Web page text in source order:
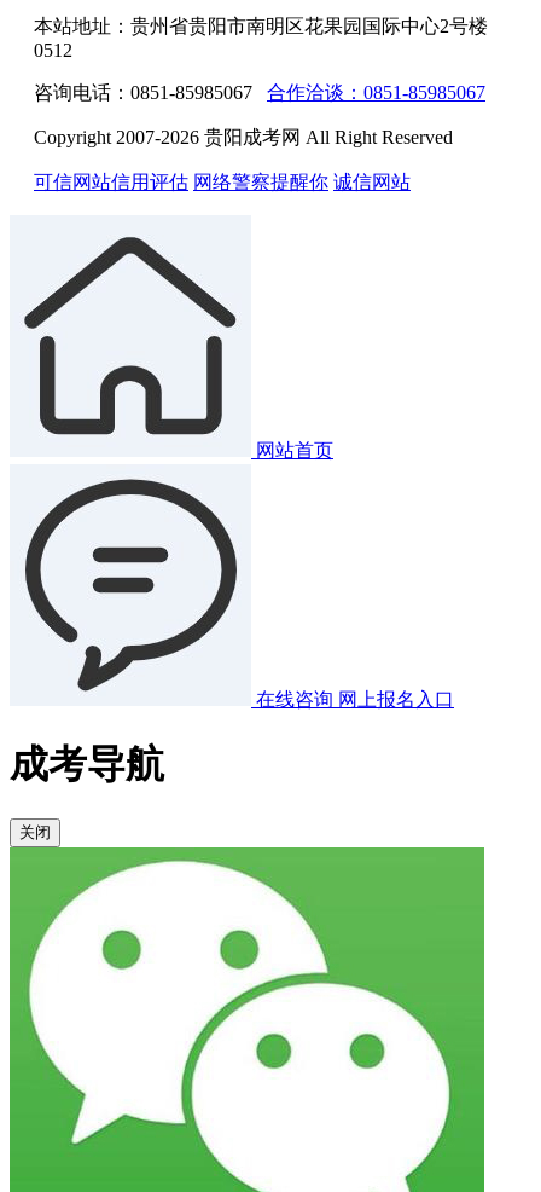
本站地址：贵州省贵阳市南明区花果园国际中心2号楼
0512
咨询电话：0851-85985067 合作洽谈：0851-85985067
Copyright 2007-2026 贵阳成考网 All Right Reserved
可信网站信用评估 网络警察提醒你 诚信网站
网站首页
在线咨询 网上报名入口
成考导航
关闭